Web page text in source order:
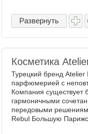
с
Развернуть
Косметика
Турецкий бренд Atelier
парфюмерией с
Компания существует
гармоничными
передовыми
Rebul Большую